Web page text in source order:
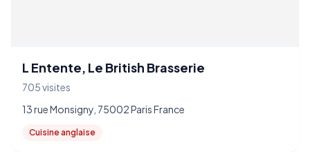
L Entente, Le British Brasserie
705 visites
13 rue Monsigny, 75002 Paris France
Cuisine anglaise